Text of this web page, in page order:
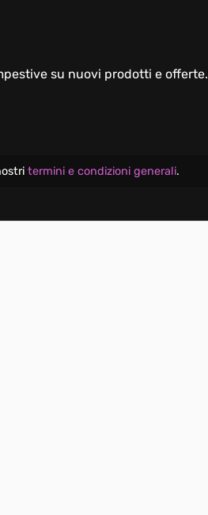
su nuovi prodotti e offerte.
termini e condizioni generali.